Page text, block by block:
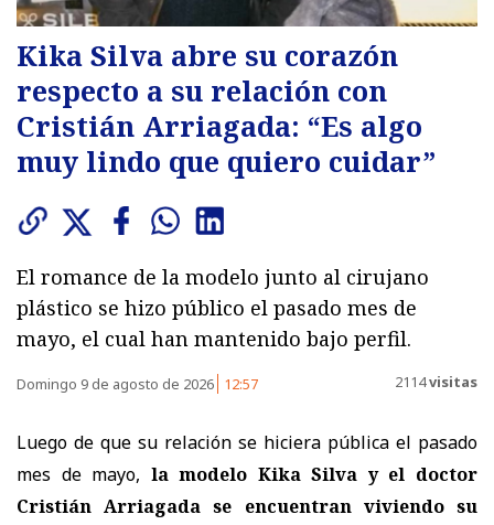
Kika Silva abre su corazón
respecto a su relación con
Cristián Arriagada: “Es algo
muy lindo que quiero cuidar”
El romance de la modelo junto al cirujano
plástico se hizo público el pasado mes de
mayo, el cual han mantenido bajo perfil.
Domingo 9 de agosto de 2026 12:57 2114visitas
Luego de que su relación se hiciera pública el pasado
mes de mayo, la modelo Kika Silva y el doctor
Cristián Arriagada se encuentran viviendo su